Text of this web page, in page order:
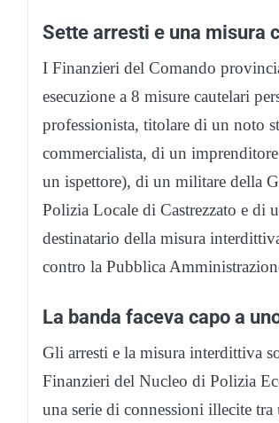
Sette arresti e una misura
I Finanzieri del Comando
esecuzione a 8 misure cautelari
professionista, titolare di un noto
commercialista, di un
un ispettore), di un militare della
Polizia Locale di Castrezzato e di
destinatario della misura
contro la Pubblica
La banda faceva capo a
Gli arresti e la misura interdittiva
Finanzieri del Nucleo di Polizia
una serie di connessioni illecite